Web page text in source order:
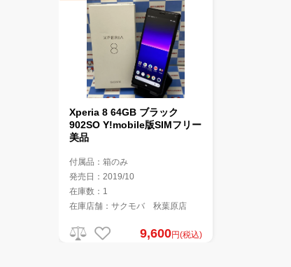
Xperia 8 64GB ブラック
902SO Y!mobile版SIMフリー
美品
付属品：箱のみ
発売日：2019/10
在庫数：1
在庫店舗：サクモバ 秋葉原店
9,600円(税込)